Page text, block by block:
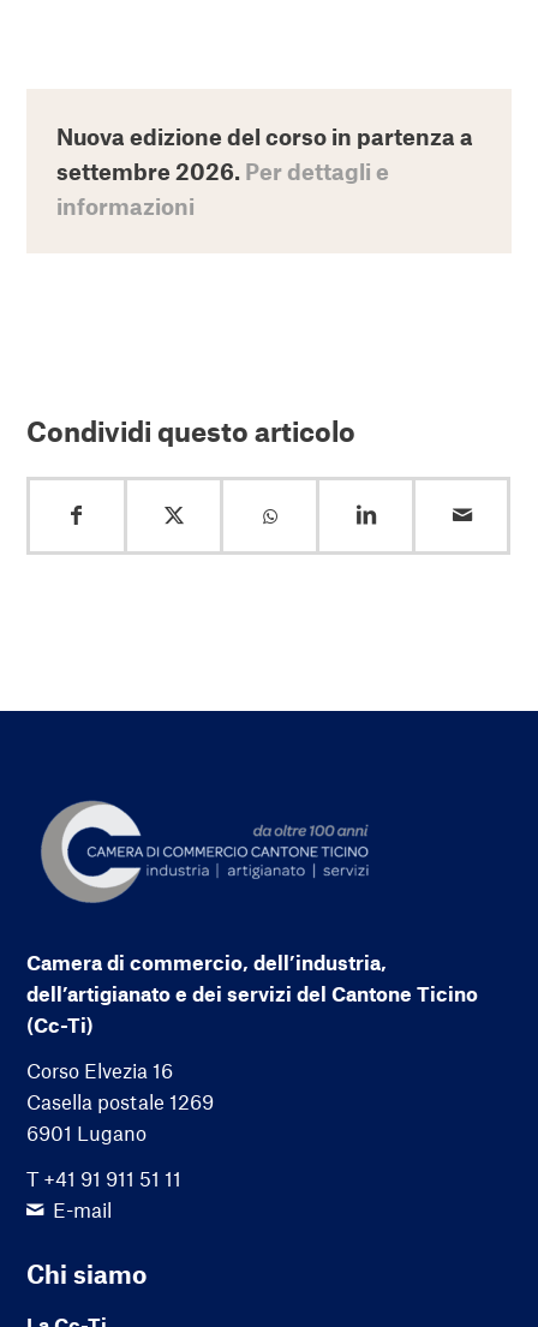
Nuova edizione del corso in partenza a
settembre 2026. Per dettagli e
informazioni
Condividi questo articolo
Camera di commercio, dell’industria,
dell’artigianato e dei servizi del Cantone Ticino
(Cc-Ti)
Corso Elvezia 16
Casella postale 1269
6901 Lugano
T +41 91 911 51 11
E-mail
Chi siamo